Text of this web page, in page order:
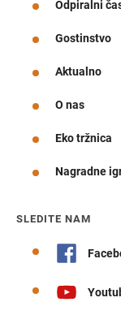
Odpiralni
Gostinstvo
Aktualno
O nas
Eko tržnica
Nagradne
SLEDITE NAM